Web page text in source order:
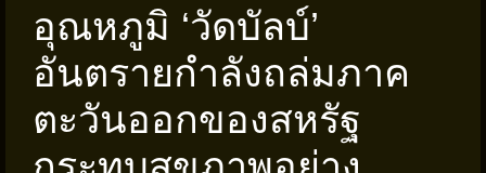
อุณหภูมิ ‘วัดบัลบ์’
อันตรายกำลังถล่มภาค
ตะวันออกของสหรัฐ